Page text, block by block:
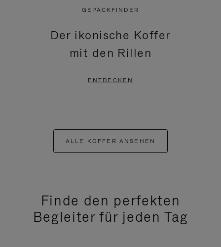
GEPÄCKFINDER
Der ikonische Koffer
mit den Rillen
ENTDECKEN
ALLE KOFFER ANSEHEN
Finde den perfekten
Begleiter für jeden Tag